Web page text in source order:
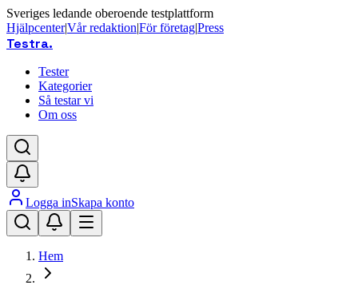
Sveriges ledande oberoende testplattform
Hjälpcenter|Vår redaktion|För företag|Press
Testra.
Tester
Kategorier
Så testar vi
Om oss
Logga inSkapa konto
Hem